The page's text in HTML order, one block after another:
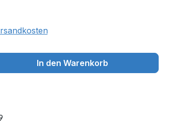
den gewünschten Wert
In den Warenkorb